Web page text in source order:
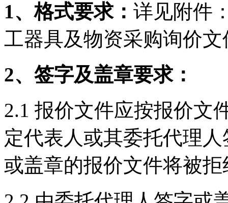
1、格式要求： 详见附件
工器具及物资采购询价文
2、签字及盖章要求：
2.1 报价文件应按报价文
定代表人或其委托代理
或盖章的报价文件将被拒